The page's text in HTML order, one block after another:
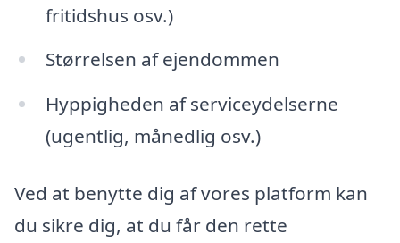
fritidshus osv.)
Størrelsen af ejendommen
Hyppigheden af serviceydelserne
(ugentlig, månedlig osv.)
Ved at benytte dig af vores platform kan
du sikre dig, at du får den rette